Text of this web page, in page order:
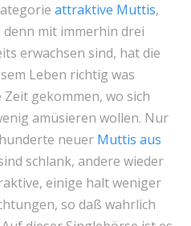
attraktive Muttis,
mit immerhin drei
erwachsen sind, hat die
Leben richtig was
gekommen, wo sich
amüsieren wollen. Nur
neuer Muttis aus
schlank, andere wieder
einige halt weniger
so daß wahrlich